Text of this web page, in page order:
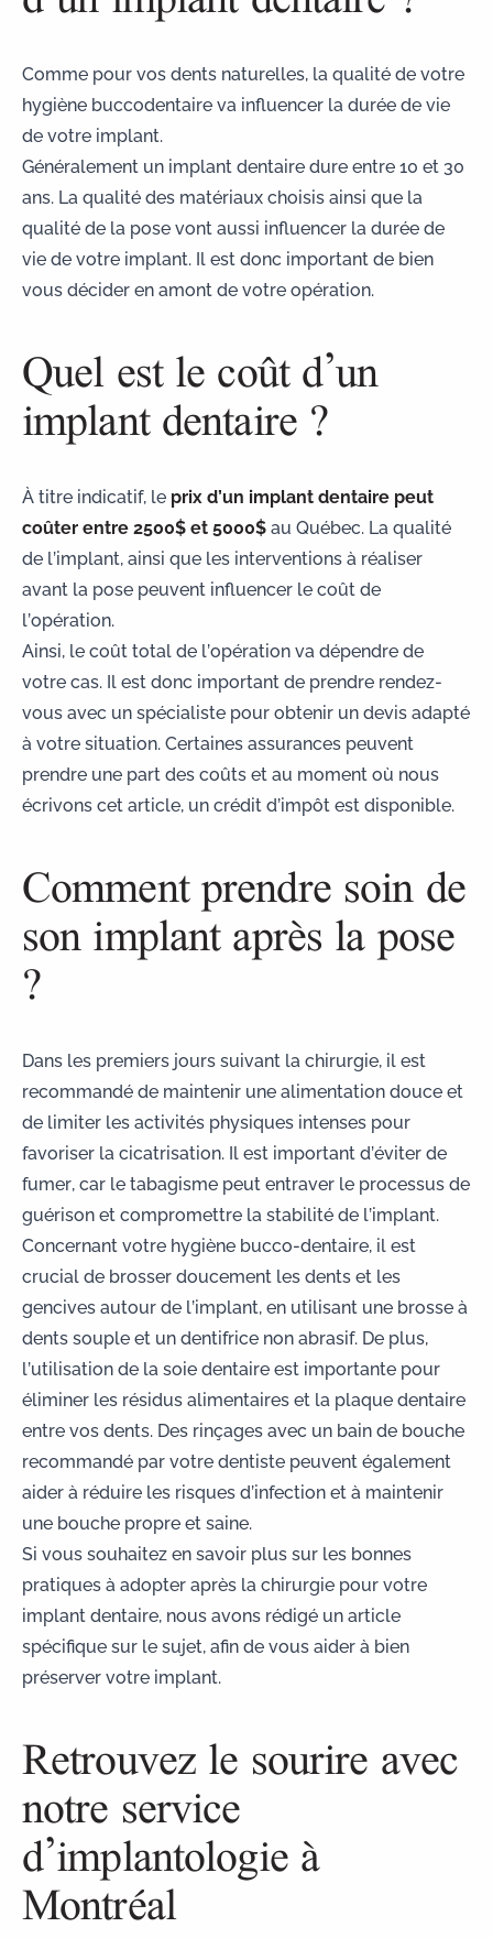
Comme pour vos dents naturelles, la qualité de votre
hygiène buccodentaire va influencer la durée de vie
de votre implant.
Généralement un implant dentaire dure entre 10 et 30
ans. La qualité des matériaux choisis ainsi que la
qualité de la pose vont aussi influencer la durée de
vie de votre implant. Il est donc important de bien
vous décider en amont de votre opération.
Quel est le coût d’un
implant dentaire ?
À titre indicatif, le prix d’un implant dentaire peut
coûter entre 2500$ et 5000$au Québec. La qualité
de l’implant, ainsi que les interventions à réaliser
avant la pose peuvent influencer le coût de
l’opération.
Ainsi, le coût total de l’opération va dépendre de
votre cas. Il est donc important de prendre rendez-
vous avec un spécialiste pour obtenir un devis adapté
à votre situation. Certaines assurances peuvent
prendre une part des coûts et au moment où nous
écrivons cet article, uncrédit d’impôtest disponible.
Comment prendre soin de
son implant après la pose
?
Dans les premiers jours suivant la chirurgie, il est
recommandé de maintenir une alimentation douce et
de limiter les activités physiques intenses pour
favoriser la cicatrisation. Il est important d’éviter de
fumer, car le tabagisme peut entraver le processus de
guérison et compromettre la stabilité de l’implant.
Concernant votre hygiène bucco-dentaire, il est
crucial de brosser doucement les dents et les
gencives autour de l’implant, en utilisant une brosse à
dents souple et un dentifrice non abrasif. De plus,
l’utilisation de la soie dentaire est importante pour
éliminer les résidus alimentaires et la plaque dentaire
entre vos dents. Des rinçages avec un bain de bouche
recommandé par votre dentiste peuvent également
aider à réduire les risques d’infection et à maintenir
une bouche propre et saine.
Si vous souhaitez en savoir plus sur les bonnes
pratiques à adopter après la chirurgie pour votre
implant dentaire, nous avons rédigé un article
spécifique sur le sujet, afin de vous aider à bien
préserver votre implant.
Retrouvez le sourire avec
notre service
d’implantologie à
Montréal